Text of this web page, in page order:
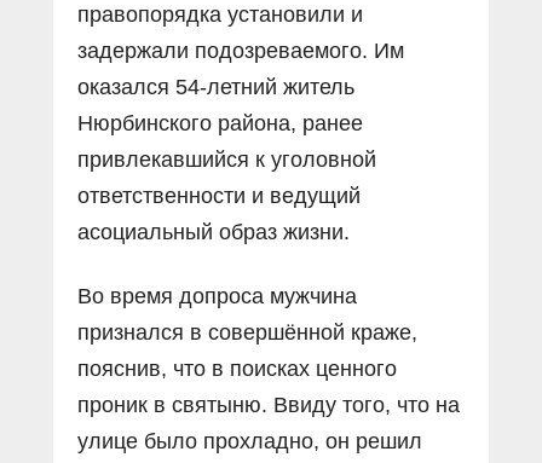
правопорядка установили и
задержали подозреваемого. Им
оказался 54-летний житель
Нюрбинского района, ранее
привлекавшийся к уголовной
ответственности и ведущий
асоциальный образ жизни.
Во время допроса мужчина
признался в совершённой краже,
пояснив, что в поисках ценного
проник в святыню. Ввиду того, что на
улице было прохладно, он решил